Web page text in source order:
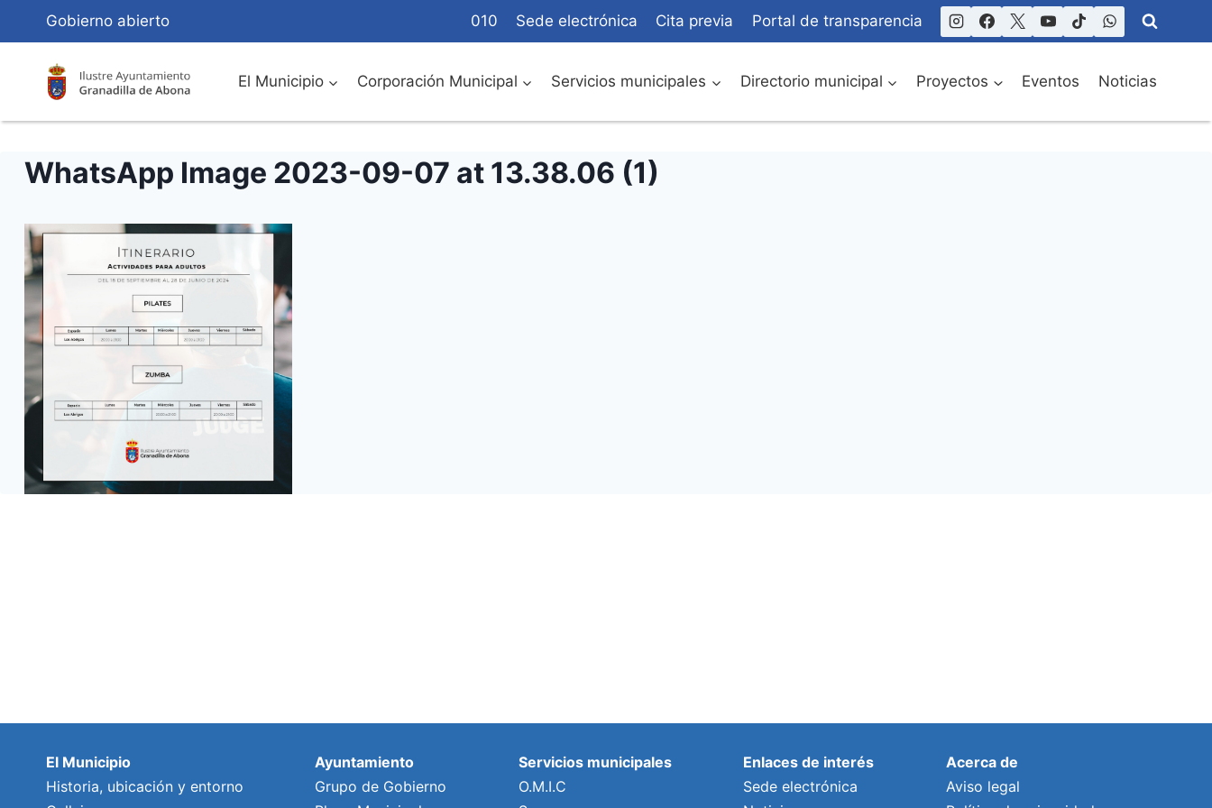
Contenido
Gobierno abierto 010 Sede electrónica Cita previa Portal de transparencia
El Municipio Corporación Municipal Servicios municipales Directorio municipal Proyectos Eventos Noticias
WhatsApp Image 2023-09-07 at 13.38.06 (1)
El Municipio
Historia, ubicación y entorno
Ayuntamiento
Grupo de Gobierno
Servicios municipales
O.M.I.C
Enlaces de interés
Sede electrónica
Acerca de
Aviso legal